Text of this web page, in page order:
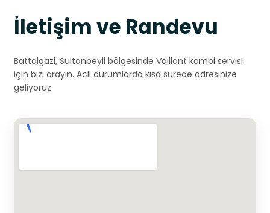
İletişim ve Randevu
Battalgazi, Sultanbeyli bölgesinde Vaillant kombi servisi
için bizi arayın. Acil durumlarda kısa sürede adresinize
geliyoruz.